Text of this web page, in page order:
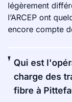
légèrement
l’ARCEP ont
encore compte
Qui est
charge des
fibre à